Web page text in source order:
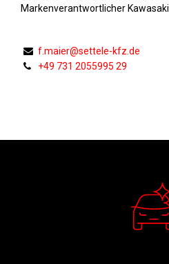
Markenverantwortlicher Kawasaki
f.maier@settele-kfz.de
+49 731 2055995 29